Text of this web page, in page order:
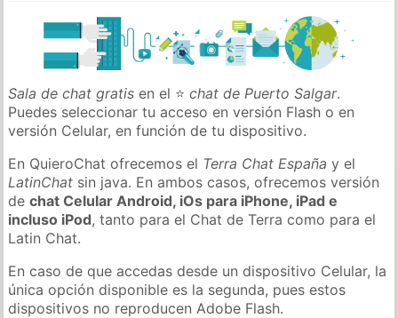
Sala de chat gratis en el ⭐chat de Puerto Salgar.
Puedes seleccionar tu acceso en versión Flash o en
versión Celular, en función de tu dispositivo.
En QuieroChat ofrecemos el Terra Chat España y el
LatinChat sin java. En ambos casos, ofrecemos versión
dechat Celular Android, iOs para iPhone, iPad e
incluso iPod, tanto para el Chat de Terra como para el
Latin Chat.
En caso de que accedas desde un dispositivo Celular, la
única opción disponible es la segunda, pues estos
dispositivos no reproducen Adobe Flash.